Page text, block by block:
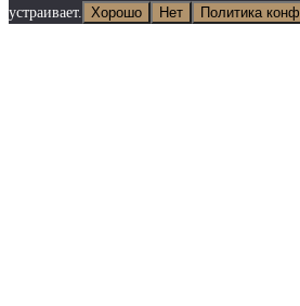
устраивает. Хорошо Нет Политика